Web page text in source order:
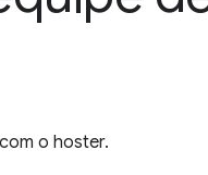
o hoster.